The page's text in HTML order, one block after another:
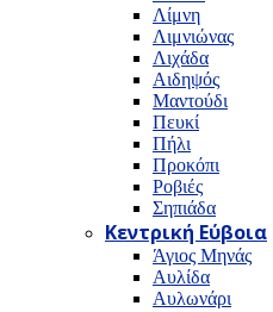
Λίμνη
Λιμνιώνας
Λιχάδα
Αιδηψός
Μαντούδι
Πευκί
Πήλι
Προκόπι
Ροβιές
Σηπιάδα
Κεντρική Εύβοια
Άγιος Μηνάς
Αυλίδα
Αυλωνάρι